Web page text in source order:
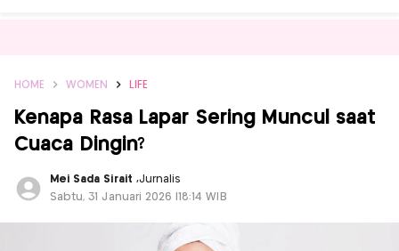
HOME WOMEN LIFE
Kenapa Rasa Lapar Sering Muncul saat
Cuaca Dingin?
Mei Sada Sirait ,Jurnalis
Sabtu, 31 Januari 2026 |18:14 WIB